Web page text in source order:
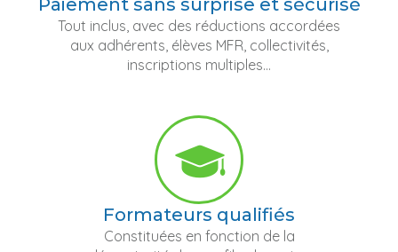
Paiement sans surprise et sécurisé
Tout inclus, avec des réductions accordées
aux adhérents, élèves MFR, collectivités,
inscriptions multiples...
Formateurs qualifiés
Constituées en fonction de la